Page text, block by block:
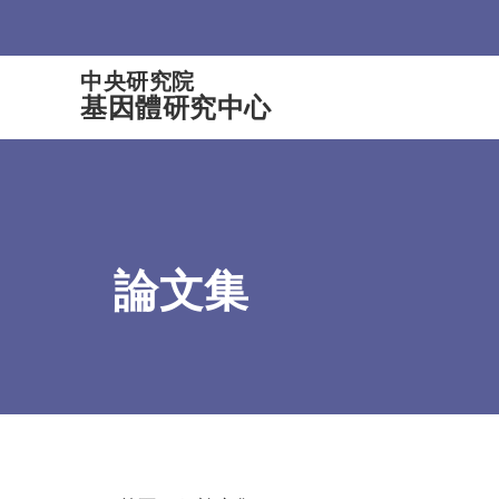
中央研究院
基因體研究中心
論文集